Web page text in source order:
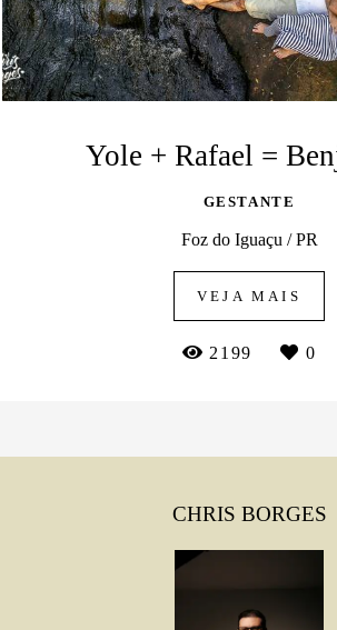
Yole + Rafael =
GESTANTE
Foz do Iguaçu / PR
VEJA MAIS
2199 0
CHRIS BORGES